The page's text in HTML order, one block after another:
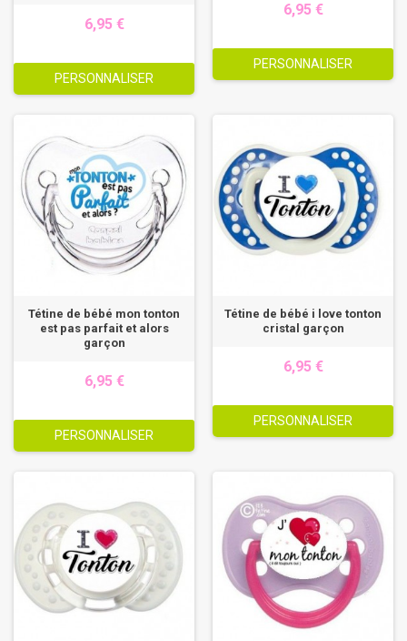
6,95 €
PERSONNALISER
6,95 €
PERSONNALISER
Tétine de bébé mon tonton
est pas parfait et alors
garçon
6,95 €
PERSONNALISER
Tétine de bébé i love tonton
cristal garçon
6,95 €
PERSONNALISER